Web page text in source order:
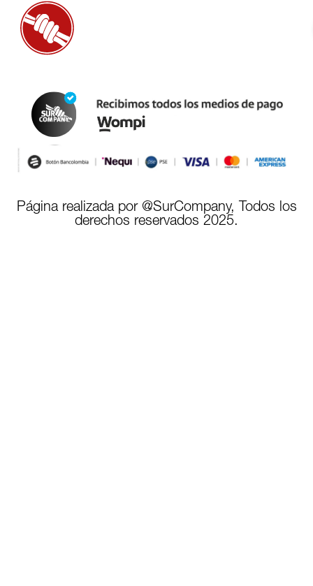
Página realizada por @SurCompany, Todos los
derechos reservados 2025.